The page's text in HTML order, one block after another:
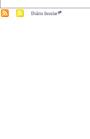
Diário Insular.pt